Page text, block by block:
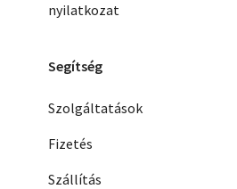
nyilatkozat
Segítség
Szolgáltatások
Fizetés
Szállítás